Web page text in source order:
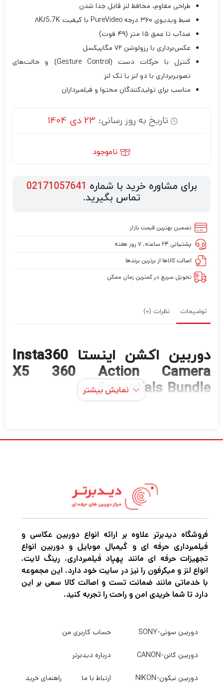
طراحی مقاوم، محافظ لنز قابل جدا شدن
ضبط ویدیوی ۳۶۰ درجه PureVideo با کیفیت ۸K/5.7K
ضدآب تا عمق ۱۵ متر (۴۹ فوت)
عکس‌برداری با رزولوشن ۷۲ مگاپیکسل
کنترل با حرکات دست (Gesture Control) و حالت‌های
تصویربرداری با دو لنز یا تک لنز
مناسب برای تولیدکنندگان محتوا و فیلمبرداران
تاریخ به روز رسانی: 23 دی 1404
ناموجود
برای مشاوره خرید با شماره 02171057641
تماس بگیرید.
تضمین بهترین قیمت بازار
پشتیبانی ۲۴ ساعته، ۷ روز هفته
اصالت کالاها از برترین برندها
تحویل سریع در کمترین زمان ممکن
توضیحات نظرات (0)
دوربین اکشن اینستا Insta360
X5 360 Action Camera
Essentials Bundle
درجه در جهان است. این مدل با طراحی مقاوم،
تولیدکنندگان محتوا، فیلم‌سازان و بلاگرها فراهم
سریع نیز تصویری نرم و پایدار ارائه می‌دهد.
ویژگی‌های کلیدی
فیلم‌برداری ۳۶۰ درجه با کیفیت 8K/5.7K
زاویه با فناوری PureVideo.
عکاسی ۷۲ مگاپیکسلی RAW
ثبت تصاویر با کیفیت فوق‌العاده بالا و
نمایش بیشتر
فروشگاه دیدبرتر علاوه بر ارائه انواع دوربین عکاسی و
فیلمبرداری حرفه ای و گیمبال موبایل و دوربین انواع
تجهیزات حرفه ای مانند پهپاد فیلمبرداری، رینگ لایت،
انواع لنز و میکرفون را نیز در سایت خود دارد. این مجموعه
با خدماتی مانند ضمانت تست و اصالت کالا سعی بر این
دارد تا شما خریدی امن و راحت را تجربه کنید.
دوربین سونی-SONY
دوربین کانن-CANON
دوربین نیکون-NIKON
حساب کاربری من
درباره دیدبرتر
ارتباط با ما راهنمای خرید